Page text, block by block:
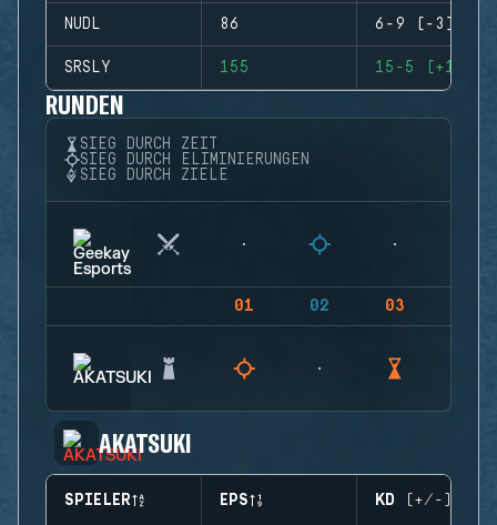
NUDL 86 6-9 (-3)
SRSLY 155 15-5 (+10)
RUNDEN
SIEG DURCH ZEIT
SIEG DURCH ELIMINIERUNGEN
SIEG DURCH ZIELE
01 02 03
AKATSUKI
SPIELER EPS KD (+/-)